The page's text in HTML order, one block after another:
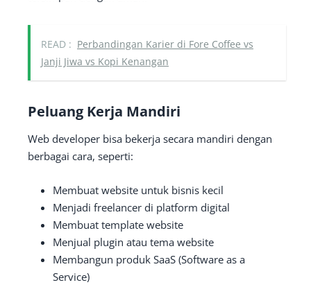
READ : Perbandingan Karier di Fore Coffee vs
Janji Jiwa vs Kopi Kenangan
Peluang Kerja Mandiri
Web developer bisa bekerja secara mandiri dengan
berbagai cara, seperti:
Membuat website untuk bisnis kecil
Menjadi freelancer di platform digital
Membuat template website
Menjual plugin atau tema website
Membangun produk SaaS (Software as a
Service)